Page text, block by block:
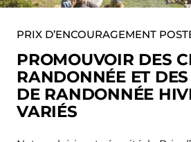
PRIX D’ENCOURAGEMENT
PROMOUVOIR DES
RANDONNÉE ET
DE RANDONNÉE
VARIÉS